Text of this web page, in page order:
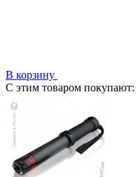
В корзину
С этим товаром покупают: